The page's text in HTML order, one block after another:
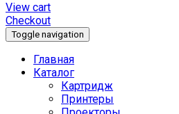
View cart
Checkout
Toggle navigation
Главная
Каталог
Картридж
Принтеры